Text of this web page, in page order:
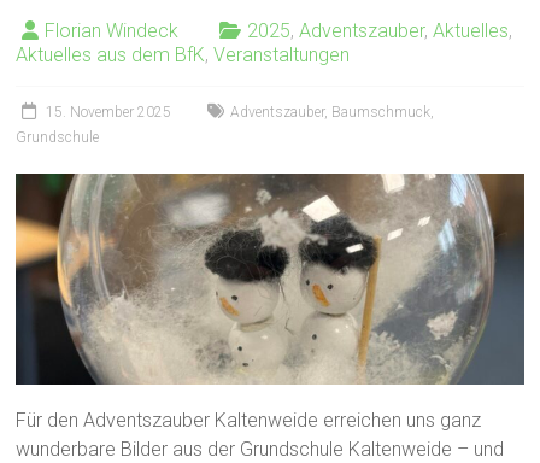
Florian Windeck 2025,Adventszauber,Aktuelles,
Aktuelles aus dem BfK,Veranstaltungen
15. November 2025 Adventszauber, Baumschmuck,
Grundschule
Für den Adventszauber Kaltenweide erreichen uns ganz
wunderbare Bilder aus der Grundschule Kaltenweide – und